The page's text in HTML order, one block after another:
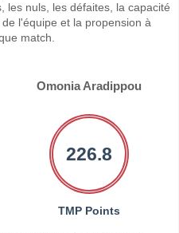
les nuls, les défaites, la capacité
l'équipe et la propension à
match.
Omonia Aradippou
226.8
TMP Points